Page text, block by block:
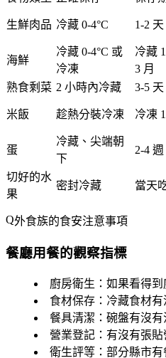
生鮮肉品 冷藏 0-4°C 1-2 天
海鮮
冷藏 0-4°C 或
冷凍
冷藏
3 月
熟食剩菜 2 小時內冷藏 3-5 天
米飯 趁熱分裝冷凍 冷凍
蛋
冷藏、尖端朝
下
2-4 週
切好的水
果
密封冷藏 當天
外食族的食安注意事項
餐廳用餐的觀察指標
廚房衛生 ：如果看得
食材保存 ：冷藏食材
餐具清潔 ：碗盤有沒
營業登記 ：有沒有張
衛生評等 ：部分縣市